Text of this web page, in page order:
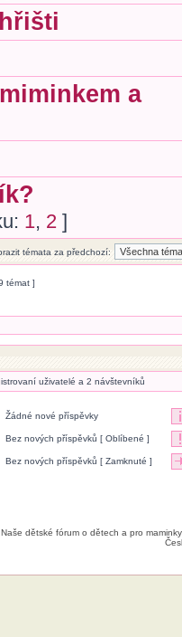
a
1, 2 ]
témata za předchozí:
témat ]
uživatelé a 2 návštevníků
Žádné nové příspěvky
Bez nových příspěvků [ Oblíbené ]
Bez nových příspěvků [ Zamknuté ]
Naše dětské fórum o dětech a pro